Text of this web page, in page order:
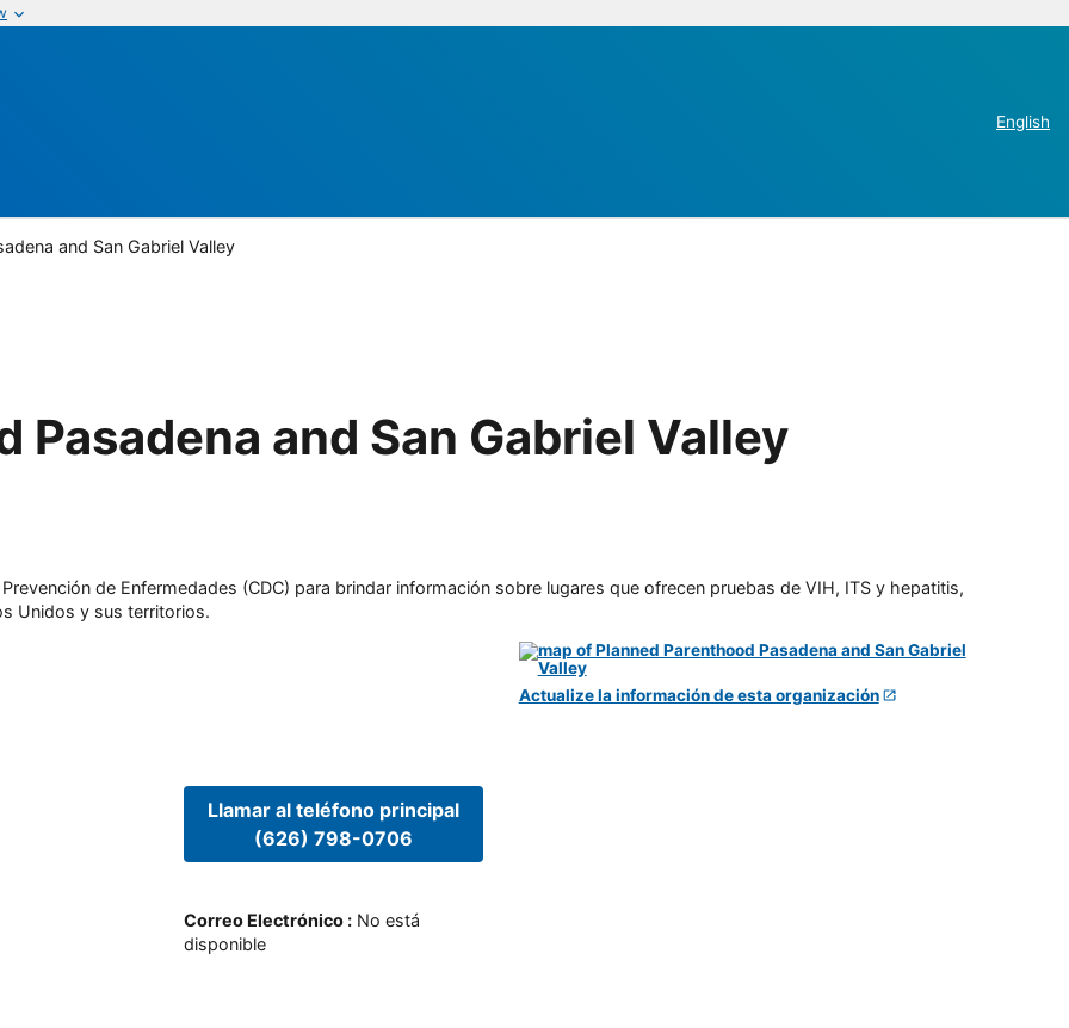
English
and San Gabriel Valley
Pasadena and San Gabriel Valley
de Enfermedades (CDC) para brindar información sobre lugares que ofrecen pruebas de VIH, ITS y hepatitis,
Unidos y sus territorios.
Llamar al teléfono principal
(626) 798-0706
Correo Electrónico: No está
disponible
Actualize la información de esta organización